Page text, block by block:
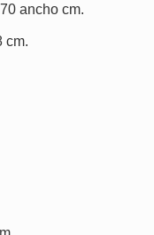
ancho cm.
cm.